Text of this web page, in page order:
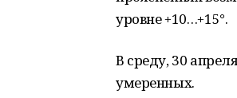
уровне +10…+15°.
В среду, 30
умеренных.